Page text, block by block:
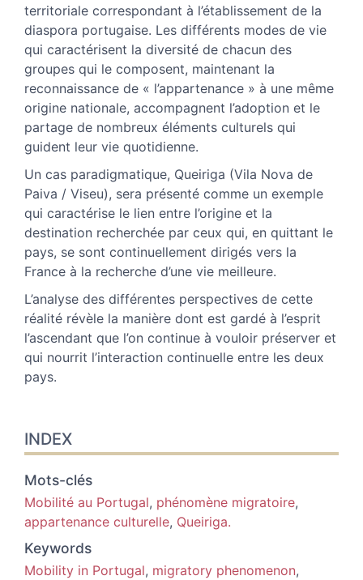
territoriale correspondant à l’établissement de la
diaspora portugaise. Les différents modes de vie
qui caractérisent la diversité de chacun des
groupes qui le composent, maintenant la
reconnaissance de « l’appartenance » à une même
origine nationale, accompagnent l’adoption et le
partage de nombreux éléments culturels qui
guident leur vie quotidienne.
Un cas paradigmatique, Queiriga (Vila Nova de
Paiva / Viseu), sera présenté comme un exemple
qui caractérise le lien entre l’origine et la
destination recherchée par ceux qui, en quittant le
pays, se sont continuellement dirigés vers la
France à la recherche d’une vie meilleure.
L’analyse des différentes perspectives de cette
réalité révèle la manière dont est gardé à l’esprit
l’ascendant que l’on continue à vouloir préserver et
qui nourrit l’interaction continuelle entre les deux
pays.
INDEX
Mots-clés
Mobilité au Portugal, phénomène migratoire,
appartenance culturelle, Queiriga.
Keywords
Mobility in Portugal, migratory phenomenon,